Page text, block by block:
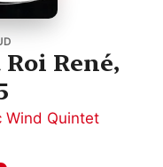
René,
Wind Quintet